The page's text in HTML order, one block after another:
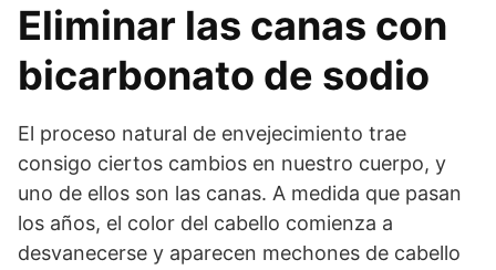
Eliminar las canas con
bicarbonato de sodio
El proceso natural de envejecimiento trae
consigo ciertos cambios en nuestro cuerpo, y
uno de ellos son las canas. A medida que pasan
los años, el color del cabello comienza a
desvanecerse y aparecen mechones de cabello